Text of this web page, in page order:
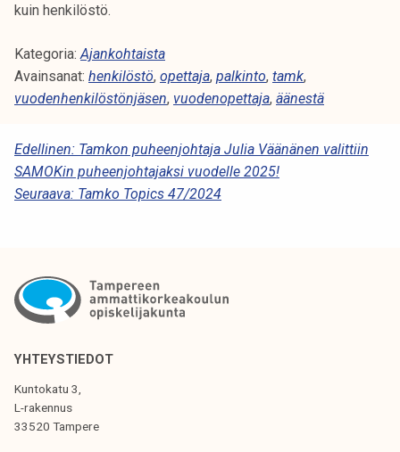
kuin henkilöstö.
Kategoria: Ajankohtaista
Avainsanat: henkilöstö, opettaja, palkinto, tamk,
vuodenhenkilöstönjäsen, vuodenopettaja, äänestä
A
R
K
L
I
E
Edellinen: Tamkon puheenjohtaja Julia Väänänen valittiin
SAMOKin puheenjohtajaksi vuodelle 2025!
Seuraava: Tamko Topics 47/2024
YHTEYSTIEDOT
Kuntokatu 3,
L-rakennus
33520 Tampere